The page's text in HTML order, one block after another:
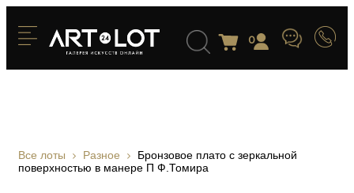
0
Все лоты Разное
Бронзовое плато с зеркальной
поверхностью в манере П Ф.Томира